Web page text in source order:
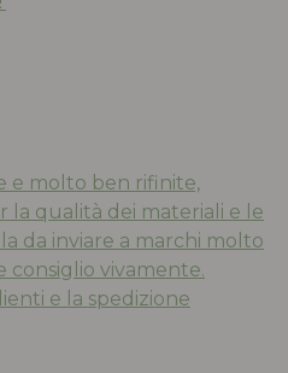
e molto ben rifinite,
la qualità dei materiali e le
da inviare a marchi molto
consiglio vivamente.
e la spedizione